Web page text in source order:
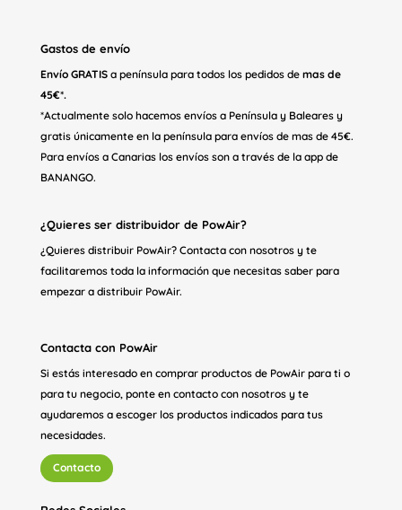
Gastos de envío
Envío GRATISa península para todos los pedidos de mas de
45€*.
*Actualmente solo hacemos envíos a Península y Baleares y
gratis únicamente en la península para envíos de mas de 45€.
Para envíos a Canarias los envíos son a través de la app de
BANANGO.
¿Quieres ser distribuidor de PowAir?
¿Quieres distribuir PowAir? Contacta con nosotros y te
facilitaremos toda la información que necesitas saber para
empezar a distribuir PowAir.
Contacta con PowAir
Si estás interesado en comprar productos de PowAir para ti o
para tu negocio, ponte en contacto con nosotros y te
ayudaremos a escoger los productos indicados para tus
necesidades.
Contacto